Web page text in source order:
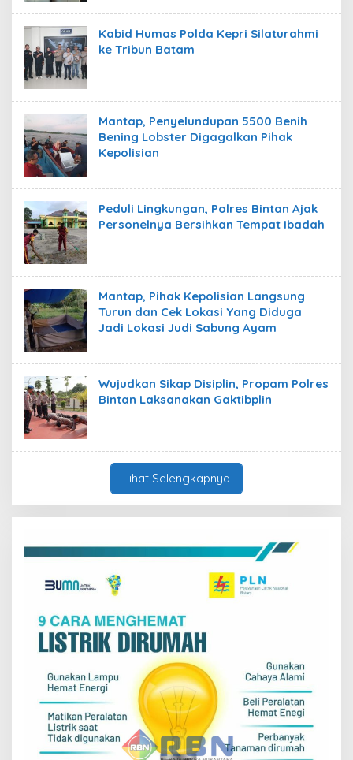
Kabid Humas Polda Kepri Silaturahmi
ke Tribun Batam
Mantap, Penyelundupan 5500 Benih
Bening Lobster Digagalkan Pihak
Kepolisian
Peduli Lingkungan, Polres Bintan Ajak
Personelnya Bersihkan Tempat Ibadah
Mantap, Pihak Kepolisian Langsung
Turun dan Cek Lokasi Yang Diduga
Jadi Lokasi Judi Sabung Ayam
Wujudkan Sikap Disiplin, Propam Polres
Bintan Laksanakan Gaktibplin
Lihat Selengkapnya